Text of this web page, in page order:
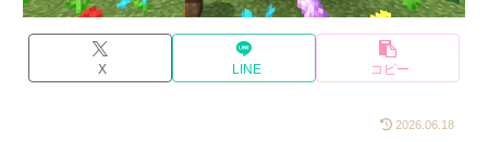
X LINE コピー
2026.06.18